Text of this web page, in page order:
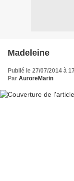
Madeleine
Publié le 27/07/2014 à
Par AuroreMarin